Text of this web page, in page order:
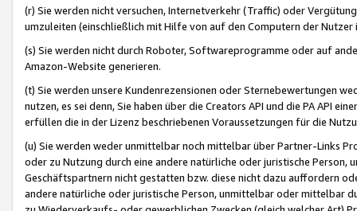
(r) Sie werden nicht versuchen, Internetverkehr (Traffic) oder
umzuleiten (einschließlich mit Hilfe von auf den Computern der
(s) Sie werden nicht durch Roboter, Softwareprogramme oder auf
Amazon-Website generieren.
(t) Sie werden unsere Kundenrezensionen oder Sternebewertungen
nutzen, es sei denn, Sie haben über die Creators API und die PA API
erfüllen die in der Lizenz beschriebenen Voraussetzungen für die
(u) Sie werden weder unmittelbar noch mittelbar über Partner-Links
oder zu Nutzung durch eine andere natürliche oder juristische
Geschäftspartnern nicht gestatten bzw. diese nicht dazu auffordern
andere natürliche oder juristische Person, unmittelbar oder mittelbar